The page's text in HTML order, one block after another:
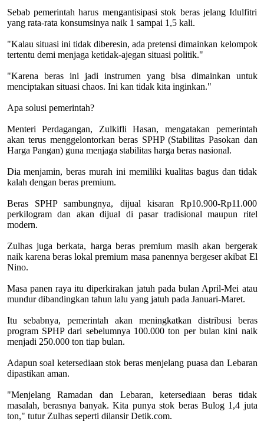
Sebab pemerintah harus mengantisipasi stok beras jelang Idulfitri
yang rata-rata konsumsinya naik 1 sampai 1,5 kali.
"Kalau situasi ini tidak diberesin, ada pretensi dimainkan kelompok
tertentu demi menjaga ketidak-ajegan situasi politik."
"Karena beras ini jadi instrumen yang bisa dimainkan untuk
menciptakan situasi chaos. Ini kan tidak kita inginkan."
Apa solusi pemerintah?
Menteri Perdagangan, Zulkifli Hasan, mengatakan pemerintah
akan terus menggelontorkan beras SPHP (Stabilitas Pasokan dan
Harga Pangan) guna menjaga stabilitas harga beras nasional.
Dia menjamin, beras murah ini memiliki kualitas bagus dan tidak
kalah dengan beras premium.
Beras SPHP sambungnya, dijual kisaran Rp10.900-Rp11.000
perkilogram dan akan dijual di pasar tradisional maupun ritel
modern.
Zulhas juga berkata, harga beras premium masih akan bergerak
naik karena beras lokal premium masa panennya bergeser akibat El
Nino.
Masa panen raya itu diperkirakan jatuh pada bulan April-Mei atau
mundur dibandingkan tahun lalu yang jatuh pada Januari-Maret.
Itu sebabnya, pemerintah akan meningkatkan distribusi beras
program SPHP dari sebelumnya 100.000 ton per bulan kini naik
menjadi 250.000 ton tiap bulan.
Adapun soal ketersediaan stok beras menjelang puasa dan Lebaran
dipastikan aman.
"Menjelang Ramadan dan Lebaran, ketersediaan beras tidak
masalah, berasnya banyak. Kita punya stok beras Bulog 1,4 juta
ton," tutur Zulhas seperti dilansir Detik.com.